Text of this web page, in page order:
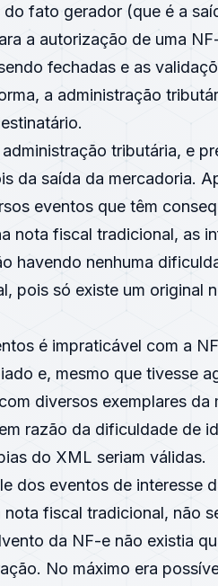
fato gerador (que é a
a autorização de uma
fechadas e as
a administração
tributária, e
da saída da mercadoria.
eventos que têm
nota fiscal tradicional, as
havendo nenhuma
pois só existe um original
é impraticável com a
e, mesmo que tivesse
diversos exemplares da
razão da dificuldade de
do XML seriam válidas.
dos eventos de interesse
fiscal tradicional, não
da NF-e não existia
No máximo era